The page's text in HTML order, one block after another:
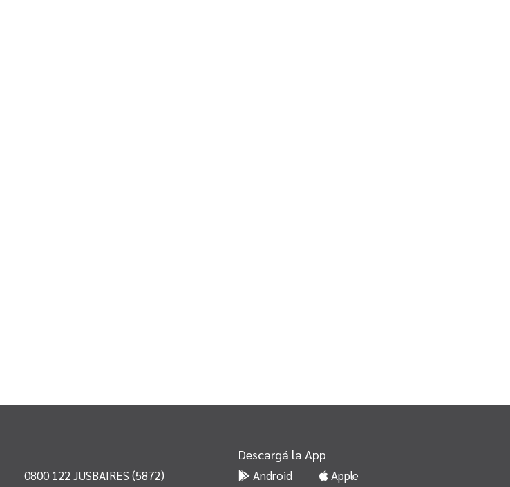
0800 122 JUSBAIRES (5872)
Descargá la App
Android Apple